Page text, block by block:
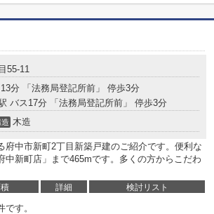
55-11
13分 「法務局登記所前」 停歩3分
バス17分 「法務局登記所前」 停歩3分
木造
府中市新町2丁目新築戸建のご紹介です。便利な
中新町店」まで465mです。多くの方からこだわ
詳細 検討リスト
す。